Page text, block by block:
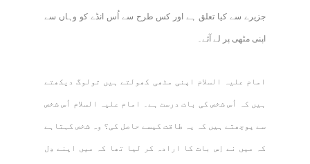
جزیرے سے کیا تعلق ہے اور کس طرح سے اُس انڈے کو وہاں سے
اپنی مٹھی پر لے آئے۔
امام علیہ السلام اپنی مٹھی کھولتے ہیں تولوگ دیکھتے
ہیں کہ اُس شخص کی بات درست ہے۔ امام علیہ السلام اُس شخص
سے پوچھتے ہیں کہ یہ طاقت کیسے حاصل کی؟ وہ شخص کہتاہے
کہ میں نے اِس بات کا ارادہ کر لیا تھا کہ میں اپنے دِل